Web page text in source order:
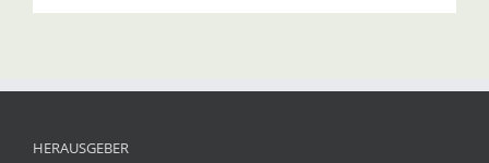
HERAUSGEBER